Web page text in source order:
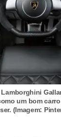
um bom
ser. (Imagem: